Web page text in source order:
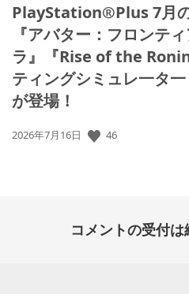
PlayStation®Plus 7月
『アバター：フロンテ
ラ』『Rise of the
ティングシミュレ一タ
が登場！
公
2026年7月16日 46
コメントの受付は